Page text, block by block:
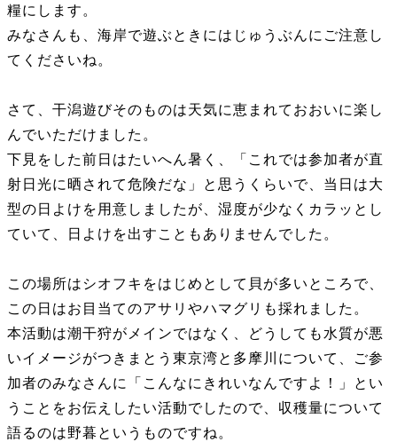
糧にします。
みなさんも、海岸で遊ぶときにはじゅうぶんにご注意し
てくださいね。
さて、干潟遊びそのものは天気に恵まれておおいに楽し
んでいただけました。
下見をした前日はたいへん暑く、「これでは参加者が直
射日光に晒されて危険だな」と思うくらいで、当日は大
型の日よけを用意しましたが、湿度が少なくカラッとし
ていて、日よけを出すこともありませんでした。
この場所はシオフキをはじめとして貝が多いところで、
この日はお目当てのアサリやハマグリも採れました。
本活動は潮干狩がメインではなく、どうしても水質が悪
いイメージがつきまとう東京湾と多摩川について、ご参
加者のみなさんに「こんなにきれいなんですよ！」とい
うことをお伝えしたい活動でしたので、収穫量について
語るのは野暮というものですね。